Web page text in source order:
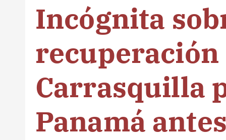
Incógnita
recuperación
Carrasquilla
Panamá